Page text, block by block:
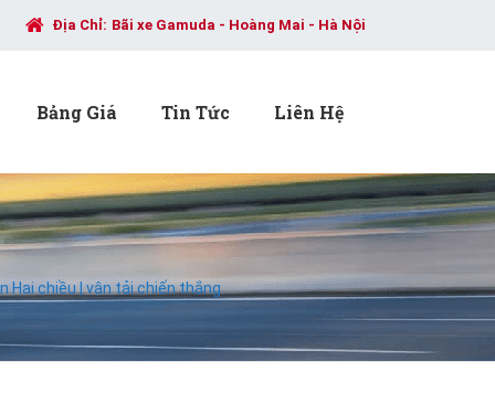
Địa Chỉ: Bãi xe Gamuda - Hoàng Mai - Hà Nội
Bảng Giá Tin Tức Liên Hệ
Hai chiều | vận tải chiến thắng